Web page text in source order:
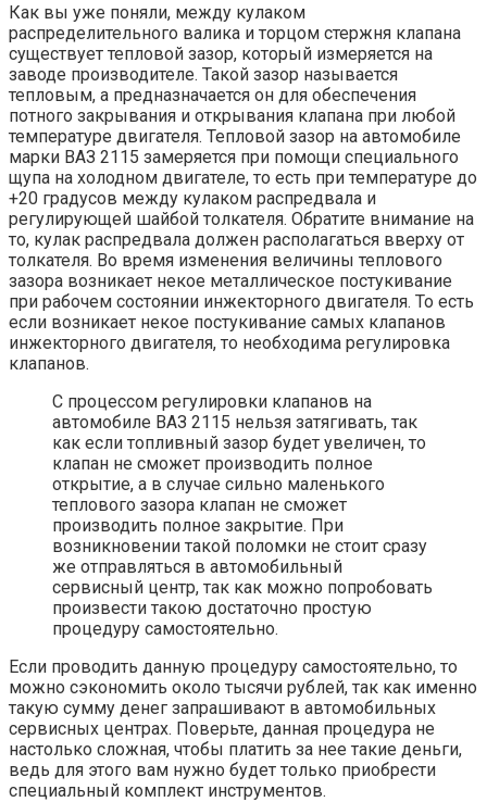
Как вы уже поняли, между кулаком
распределительного валика и торцом стержня клапана
существует тепловой зазор, который измеряется на
заводе производителе. Такой зазор называется
тепловым, а предназначается он для обеспечения
потного закрывания и открывания клапана при любой
температуре двигателя. Тепловой зазор на автомобиле
марки ВАЗ 2115 замеряется при помощи специального
щупа на холодном двигателе, то есть при температуре до
+20 градусов между кулаком распредвала и
регулирующей шайбой толкателя. Обратите внимание на
то, кулак распредвала должен располагаться вверху от
толкателя. Во время изменения величины теплового
зазора возникает некое металлическое постукивание
при рабочем состоянии инжекторного двигателя. То есть
если возникает некое постукивание самых клапанов
инжекторного двигателя, то необходима регулировка
клапанов.
С процессом регулировки клапанов на
автомобиле ВАЗ 2115 нельзя затягивать, так
как если топливный зазор будет увеличен, то
клапан не сможет производить полное
открытие, а в случае сильно маленького
теплового зазора клапан не сможет
производить полное закрытие. При
возникновении такой поломки не стоит сразу
же отправляться в автомобильный
сервисный центр, так как можно попробовать
произвести такою достаточно простую
процедуру самостоятельно.
Если проводить данную процедуру самостоятельно, то
можно сэкономить около тысячи рублей, так как именно
такую сумму денег запрашивают в автомобильных
сервисных центрах. Поверьте, данная процедура не
настолько сложная, чтобы платить за нее такие деньги,
ведь для этого вам нужно будет только приобрести
специальный комплект инструментов.